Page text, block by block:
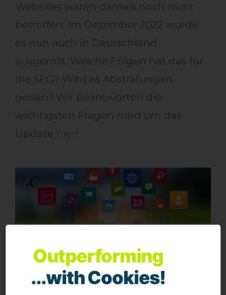
Websites waren damals noch nicht
betroffen. Im Dezember 2022 wurde
es nun auch in Deutschland
ausgerollt. Welche Folgen hat das für
die SEO? Wird es Abstrafungen
geben? Wir beantworten die
wichtigsten Fragen rund um das
Update hier!
Outperforming
...with Cookies!